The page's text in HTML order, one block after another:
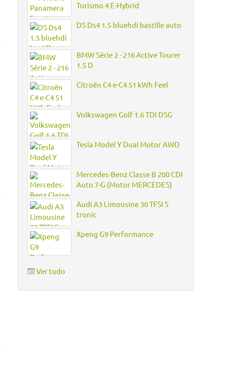
Turismo 4 E-Hybrid
DS Ds4 1.5 bluehdi bastille auto
BMW Série 2 - 216 Active Tourer
1.5 D
Citroën C4 e-C4 51 kWh Feel
Volkswagen Golf 1.6 TDI DSG
Tesla Model Y Dual Motor AWD
Mercedes-Benz Classe B 200 CDI
Auto 7-G (Motor MERCEDES)
Audi A3 Limousine 30 TFSI S
tronic
Xpeng G9 Performance
Ver tudo